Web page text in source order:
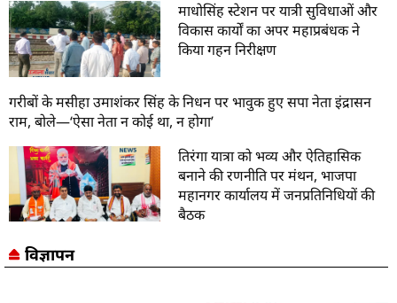
माधोसिंह स्टेशन पर यात्री सुविधाओं और
विकास कार्यों का अपर महाप्रबंधक ने
किया गहन निरीक्षण
गरीबों के मसीहा उमाशंकर सिंह के निधन पर भावुक हुए सपा नेता इंद्रासन
राम, बोले—‘ऐसा नेता न कोई था, न होगा’
तिरंगा यात्रा को भव्य और ऐतिहासिक
बनाने की रणनीति पर मंथन, भाजपा
महानगर कार्यालय में जनप्रतिनिधियों की
बैठक
विज्ञापन